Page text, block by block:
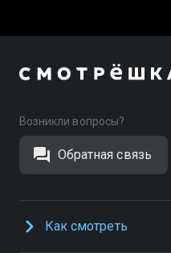
Возникли вопросы?
Обратная связь
Как смотреть